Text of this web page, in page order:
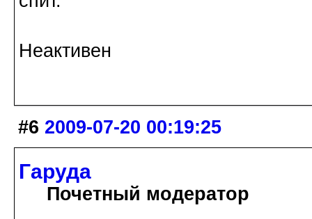
Неактивен
#6 2009-07-20 00:19:25
Гаруда
Почетный модератор